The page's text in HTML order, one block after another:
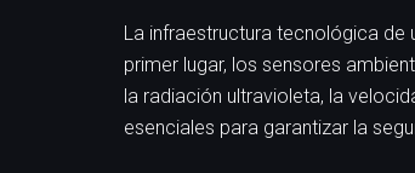
La infraestructura tecnológica de
primer lugar, los sensores
la radiación ultravioleta, la
esenciales para garantizar la